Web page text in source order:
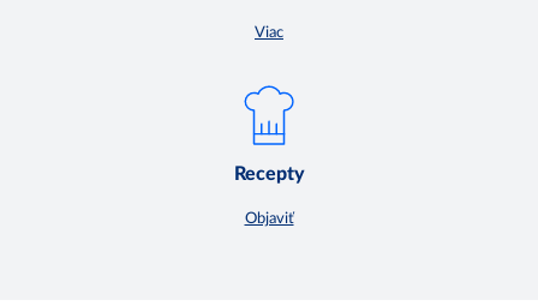
Viac
Recepty
Objaviť